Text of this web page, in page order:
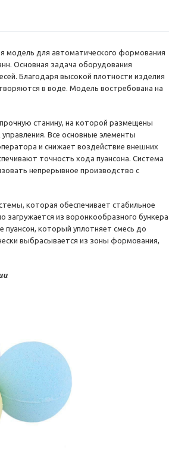
модель для автоматического формования
Основная задача оборудования
Благодаря высокой плотности изделия
в воде. Модель востребована на
станину, на которой размещены
Все основные элементы
и снижает воздействие внешних
точность хода пуансона. Система
непрерывное производство с
которая обеспечивает стабильное
из воронкообразного бункера
пуансон, который уплотняет смесь до
выбрасывается из зоны формования,